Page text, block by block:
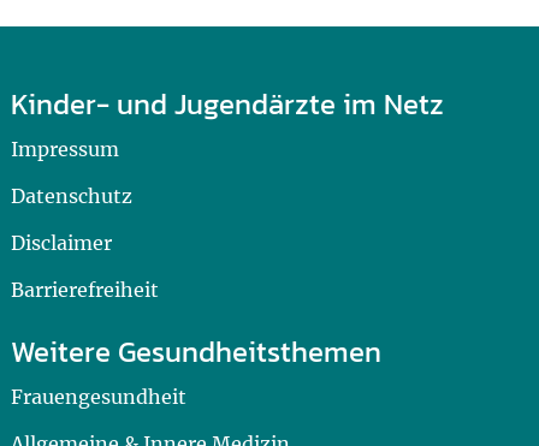
Kinder- und Jugendärzte im Netz
Impressum
Datenschutz
Disclaimer
Barrierefreiheit
Weitere Gesundheitsthemen
Frauengesundheit